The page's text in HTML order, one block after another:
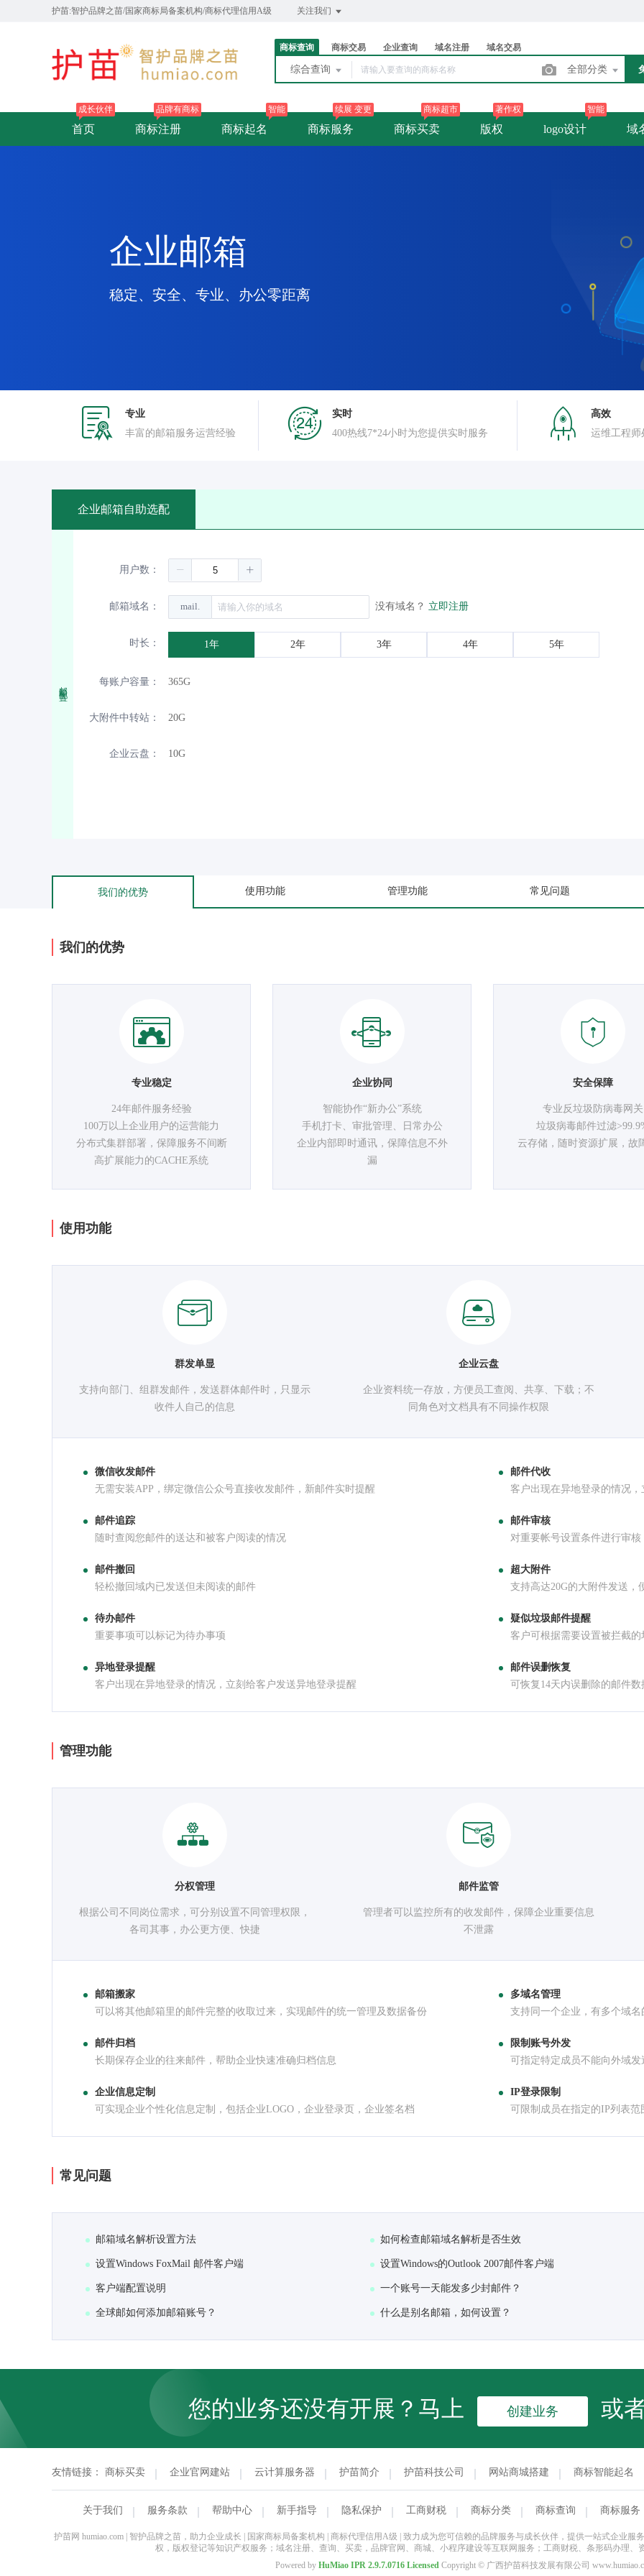
护苗:智护品牌之苗/国家商标局备案机构/商标代理信用A级 关注我们
商标查询 商标交易 企业查询 域名注册 域名交易
综合查询 全部分类
首页
成长伙伴
商标注册
品牌有商标
商标起名
智能
商标服务
续展 变更
商标买卖
商标超市
版权
著作权
logo设计
智能
域
企业邮箱
稳定、安全、专业、办公零距离
专业
丰富的邮箱服务运营经验
实时
400热线7*24小时为您提供实时服务
高效
运维工程师
企业邮箱自助选配
用户数：
邮箱域名： mail. 没有域名？ 立即注册
时长： 1年 2年 3年 4年 5年
每账户容量： 365G
大附件中转站： 20G
企业云盘： 10G
我们的优势 使用功能 管理功能 常见问题
我们的优势
专业稳定
24年邮件服务经验
100万以上企业用户的运营能力
分布式集群部署，保障服务不间断
高扩展能力的CACHE系统
企业协同
智能协作“新办公”系统
手机打卡、审批管理、日常办公
企业内部即时通讯，保障信息不外
漏
安全保障
专业反垃圾防病毒网关
垃圾病毒邮件过滤
云存储，随时资源扩展，故
使用功能
群发单显
支持向部门、组群发邮件，发送群体邮件时，只显示
收件人自己的信息
企业云盘
企业资料统一存放，方便员工查阅、共享、下载；不
同角色对文档具有不同操作权限
微信收发邮件
无需安装APP，绑定微信公众号直接收发邮件，新邮件实时提醒
邮件代收
客户出现在异地登录的情况
邮件追踪
随时查阅您邮件的送达和被客户阅读的情况
邮件审核
对重要帐号设置条件进行审
邮件撤回
轻松撤回域内已发送但未阅读的邮件
超大附件
支持高达20G的大附件发送，
待办邮件
重要事项可以标记为待办事项
疑似垃圾邮件提醒
客户可根据需要设置被拦截
异地登录提醒
客户出现在异地登录的情况，立刻给客户发送异地登录提醒
邮件误删恢复
可恢复14天内误删除的邮件数
管理功能
分权管理
根据公司不同岗位需求，可分别设置不同管理权限，
各司其事，办公更方便、快捷
邮件监管
管理者可以监控所有的收发邮件，保障企业重要信息
不泄露
邮箱搬家
可以将其他邮箱里的邮件完整的收取过来，实现邮件的统一管理及数据备份
多域名管理
支持同一个企业，有多个域名
邮件归档
长期保存企业的往来邮件，帮助企业快速准确归档信息
限制账号外发
可指定特定成员不能向外域
企业信息定制
可实现企业个性化信息定制，包括企业LOGO，企业登录页，企业签名档
IP登录限制
可限制成员在指定的IP列表
常见问题
邮箱域名解析设置方法 如何检查邮箱域名解析是否生效
设置Windows FoxMail 邮件客户端 设置Windows的Outlook 2007邮件客户端
客户端配置说明 一个账号一天能发多少封邮件？
全球邮如何添加邮箱账号？ 什么是别名邮箱，如何设置？
您的业务还没有开展？马上 创建业务 或
友情链接： 商标买卖 企业官网建站 云计算服务器 护苗简介 护苗科技公司 网站商城搭建 商标智能起名
关于我们 服务条款 帮助中心 新手指导 隐私保护 工商财税 商标分类 商标查询 商标服务
护苗网 humiao.com | 智护品牌之苗，助力企业成长 | 国家商标局备案机构 | 商标代理信用A级 | 致力成为您可信赖的品牌服务与成长伙伴，提供一站式企业
权，版权登记等知识产权服务；域名注册、查询、买卖，品牌官网、商城、小程序建设等互联网服务；工商财税、条形码办理、
Powered by HuMiao IPR 2.9.7.0716 LicensedCopyright © 广西护苗科技发展有限公司